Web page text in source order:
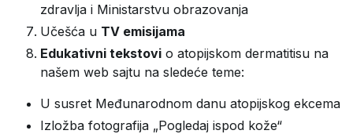
zdravlja i Ministarstvu obrazovanja
Učešća u TV emisijama
Edukativni tekstovi o atopijskom dermatitisu na
našem web sajtu na sledeće teme:
U susret Međunarodnom danu atopijskog ekcema
Izložba fotografija „Pogledaj ispod kože“